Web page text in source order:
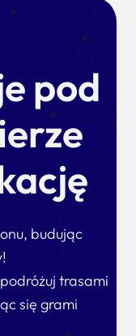
pod
budując
trasami
się grami